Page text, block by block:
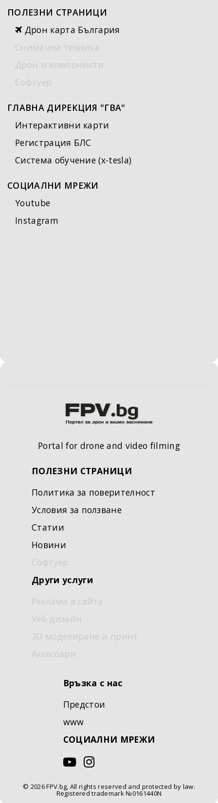
ПОЛЕЗНИ СТРАНИЦИ
Дрон карта България
Снимачна техника
Дрон и компоненти
Софтуер
ГЛАВНА ДИРЕКЦИЯ "ГВА"
Интерактивни карти
Регистрация БЛС
Система обучение (x-tesla)
СОЦИАЛНИ МРЕЖИ
Youtube
Instagram
Portal for drone and video filming
ПОЛЕЗНИ СТРАНИЦИ
Политика за поверителност
Условия за ползване
Статии
Новини
Софтуер
Други услуги
Реклама в сайта
Уеб дизайн
3D моделиране и принт
Аксесоари
Връзка с нас
Предстои
www
СОЦИАЛНИ МРЕЖИ
© 2026 FPV.bg, All rights reserved and protected by law.
Registered trademark №0161440N